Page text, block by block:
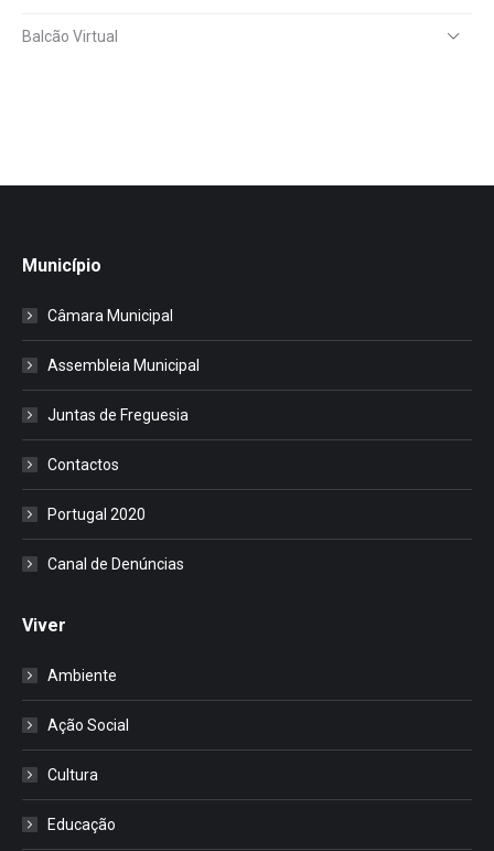
Balcão Virtual
Município
Câmara Municipal
Assembleia Municipal
Juntas de Freguesia
Contactos
Portugal 2020
Canal de Denúncias
Viver
Ambiente
Ação Social
Cultura
Educação